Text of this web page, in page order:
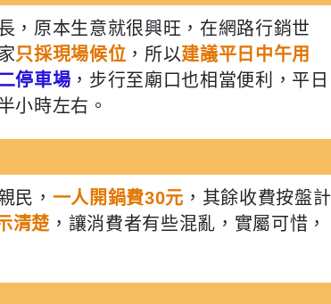
，原本生意就很興旺，在網路行銷世
只採現場候位 ，所以建議平日中午用
停車場 ，步行至廟口也相當便利，平日
小時左右。
民， 一人開鍋費30元 ，其餘收費按盤計
清楚 ，讓消費者有些混亂，實屬可惜，